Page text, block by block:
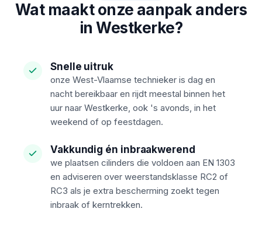
Wat maakt onze aanpak anders
in Westkerke?
Snelle uitruk
onze West-Vlaamse technieker is dag en
nacht bereikbaar en rijdt meestal binnen het
uur naar Westkerke, ook 's avonds, in het
weekend of op feestdagen.
Vakkundig én inbraakwerend
we plaatsen cilinders die voldoen aan EN 1303
en adviseren over weerstandsklasse RC2 of
RC3 als je extra bescherming zoekt tegen
inbraak of kerntrekken.